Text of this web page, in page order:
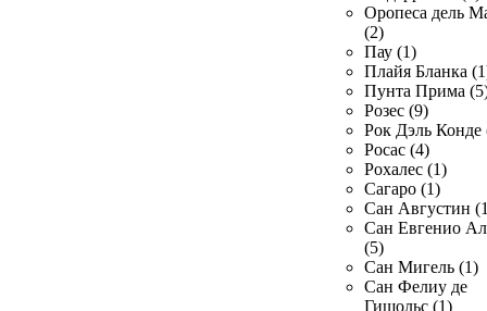
Оропеса дель
(2)
Пау (1)
Плайя Бланка
Пунта Прима
Розес (9)
Рок Дэль Конде
Росас (4)
Рохалес (1)
Сагаро (1)
Сан Августин
Сан Евгенио
(5)
Сан Мигель (1)
Сан Фелиу де
Гишольс (1)